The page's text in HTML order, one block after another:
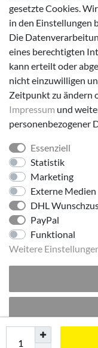
Folge uns!
© 2026 made
gesetzte Cookies.
in den Einstellungen
Die
eines berechtigten
kann erteilt oder
nicht einzuwilligen
Zeitpunkt zu ändern
Impressum und
personenbezogener
Essenziell
Statistik
Marketing
Externe Medien
DHL
PayPal
Funktional
Weitere